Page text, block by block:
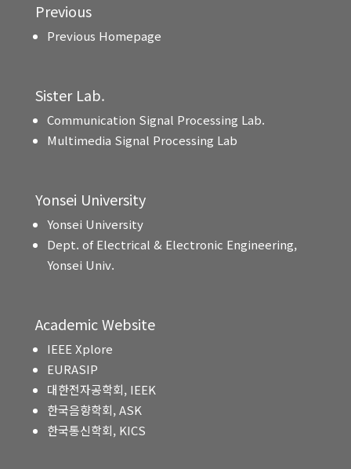
Previous
Previous Homepage
Sister Lab.
Communication Signal Processing Lab.
Multimedia Signal Processing Lab
Yonsei University
Yonsei University
Dept. of Electrical & Electronic Engineering,
Yonsei Univ.
Academic Website
IEEE Xplore
EURASIP
대한전자공학회, IEEK
한국음향학회, ASK
한국통신학회, KICS